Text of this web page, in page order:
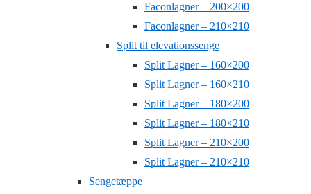
Faconlagner – 200×200
Faconlagner – 210×210
Split til elevationssenge
Split Lagner – 160×200
Split Lagner – 160×210
Split Lagner – 180×200
Split Lagner – 180×210
Split Lagner – 210×200
Split Lagner – 210×210
Sengetæppe